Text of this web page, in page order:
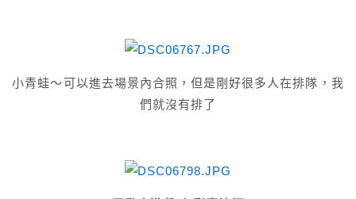
小青蛙～可以進去場景內合照，但是剛好很多人在排隊，我
們就沒有排了